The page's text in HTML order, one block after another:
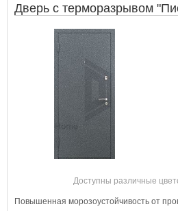
Дверь с терморазрывом
Доступны различные
Повышенная морозоустойчивость от